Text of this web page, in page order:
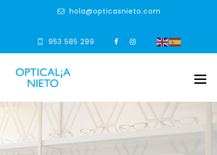
hola@opticasnieto.com
953 585 299